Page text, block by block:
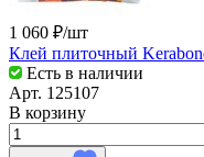
1 060 ₽/шт
Клей плиточный
Есть в наличии
Арт. 125107
В корзину